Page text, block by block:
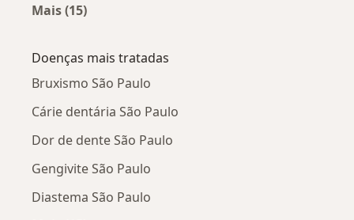
Mais (15)
Doenças mais tratadas
Bruxismo São Paulo
Cárie dentária São Paulo
Dor de dente São Paulo
Gengivite São Paulo
Diastema São Paulo